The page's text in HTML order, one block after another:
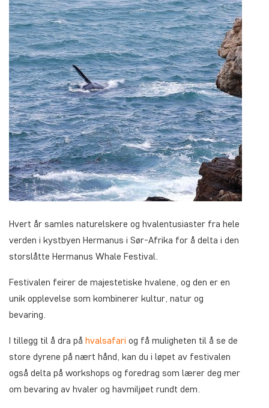
Hvert år samles naturelskere og hvalentusiaster fra hele
verden i kystbyen Hermanus i Sør-Afrika for å delta i den
storslåtte Hermanus Whale Festival.
Festivalen feirer de majestetiske hvalene, og den er en
unik opplevelse som kombinerer kultur, natur og
bevaring.
I tillegg til å dra på hvalsafari og få muligheten til å se de
store dyrene på nært hånd, kan du i løpet av festivalen
også delta på workshops og foredrag som lærer deg mer
om bevaring av hvaler og havmiljøet rundt dem.